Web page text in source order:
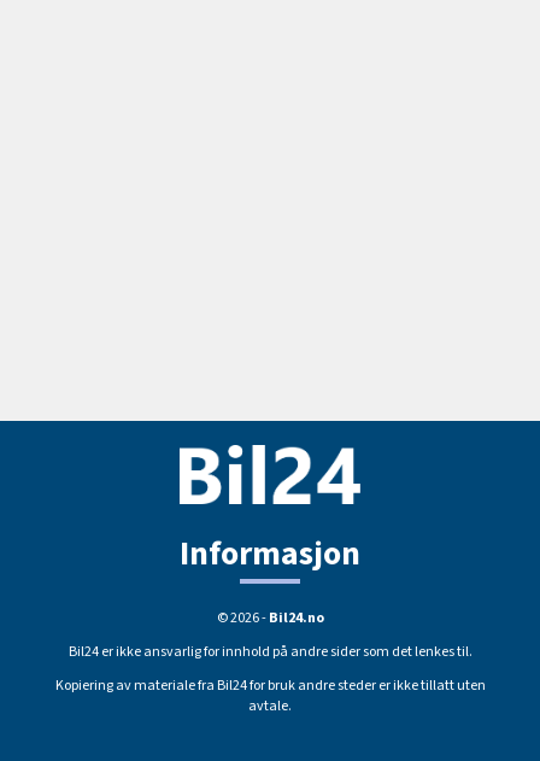
Informasjon
© 2026 -Bil24.no
Bil24 er ikke ansvarlig for innhold på andre sider som det lenkes til.
Kopiering av materiale fra Bil24 for bruk andre steder er ikke tillatt uten
avtale.